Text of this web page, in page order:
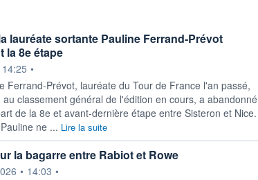
lauréate sortante Pauline Ferrand-Prévot
la 8e étape
14:25 •
Ferrand-Prévot, lauréate du Tour de France l'an passé,
classement général de l'édition en cours, a abandonné
de la 8e et avant-dernière étape entre Sisteron et Nice.
ne ... Lire la suite
la bagarre entre Rabiot et Rowe
• 14:03 •